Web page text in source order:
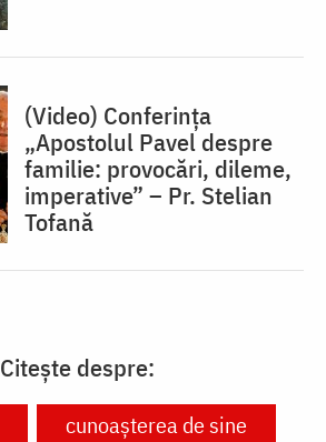
(Video) Conferința
„Apostolul Pavel despre
familie: provocări, dileme,
imperative” – Pr. Stelian
Tofană
Citește despre:
cunoașterea de sine